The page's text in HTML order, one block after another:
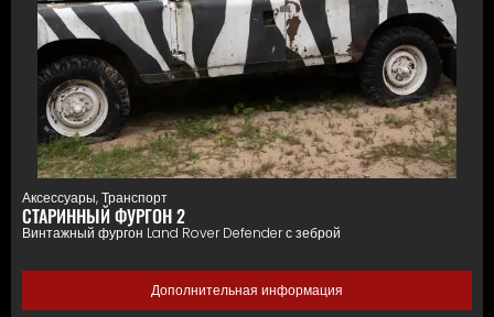
Аксессуары,Транспорт
СТАРИННЫЙ ФУРГОН 2
Винтажный фургон Land Rover Defender с зеброй
Дополнительная информация